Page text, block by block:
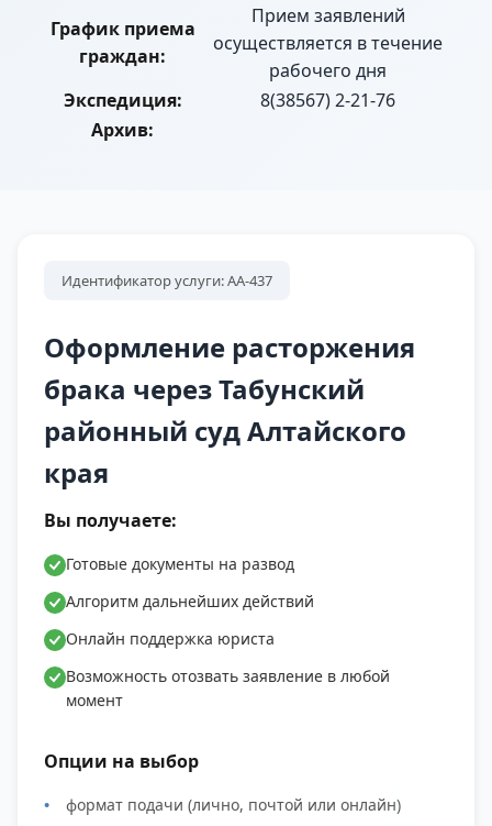
График приема
граждан:
Прием заявлений
осуществляется в течение
рабочего дня
Экспедиция:
8(38567) 2-21-76
Архив:
Идентификатор услуги: АА-437
Оформление расторжения
брака через Табунский
районный суд Алтайского
края
Вы получаете:
Готовые документы на развод
Алгоритм дальнейших действий
Онлайн поддержка юриста
Возможность отозвать заявление в любой
момент
Опции на выбор
формат подачи (лично, почтой или онлайн)